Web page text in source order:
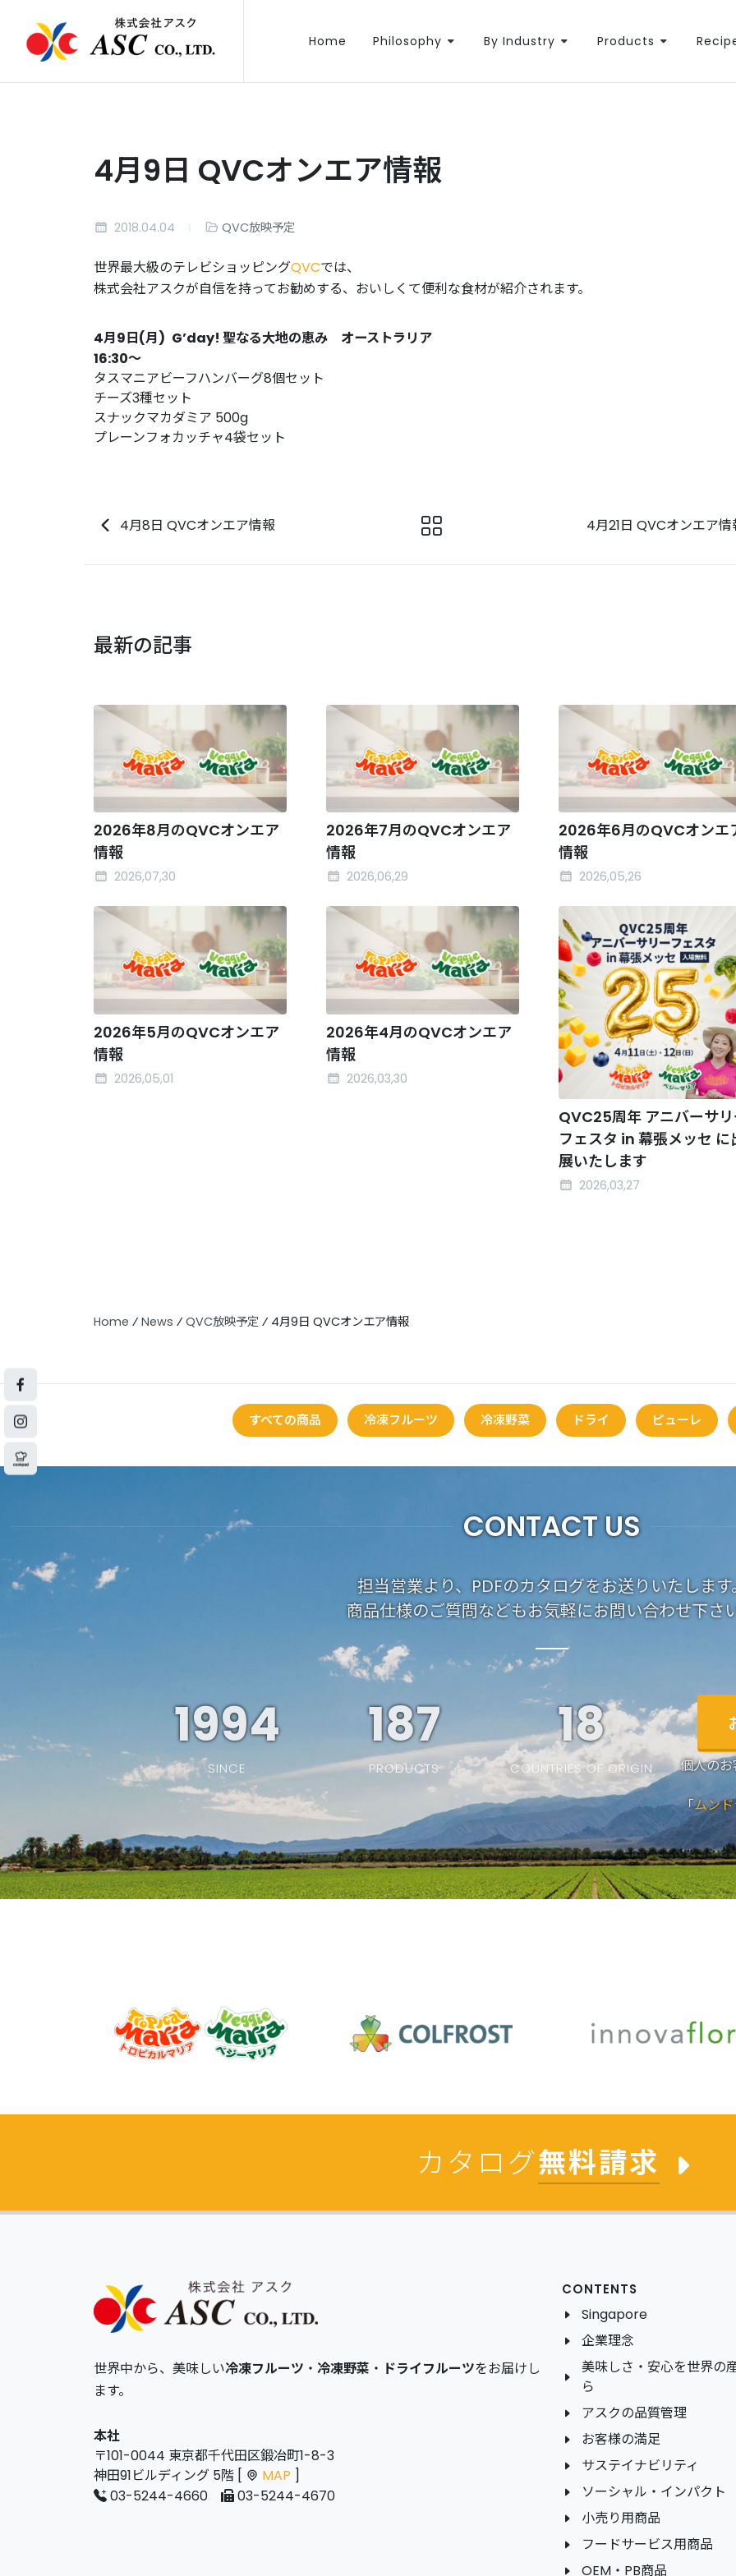
Home Philosophy By Industry Products
4月9日 QVCオンエア情報
2018.04.04 QVC放映予定
世界最大級のテレビショッピングQVCでは、
株式会社アスクが自信を持ってお勧めする、おいしくて便利な食材が紹介されます。
4月9日(月) G’day! 聖なる大地の恵み オーストラリア
16:30〜
タスマニアビーフハンバーグ8個セット
チーズ3種セット
スナックマカダミア 500g
プレーンフォカッチャ4袋セット
4月8日 QVCオンエア情報 4月21日 QVCオンエア情
最新の記事
2026年8月のQVCオンエア
情報
2026,07,30
2026年7月のQVCオンエア
情報
2026,06,29
2026年6月のQVCオンエ
情報
2026,05,26
2026年5月のQVCオンエア
情報
2026,05,01
2026年4月のQVCオンエア
情報
2026,03,30
QVC25周年 アニバーサ
フェスタ in 幕張メッセ に
展いたします
2026,03,27
Home ⁄ News ⁄ QVC放映予定 ⁄ 4月9日 QVCオンエア情報
すべての商品 冷凍フルーツ 冷凍野菜 ドライ ピューレ
CONTACT US
担当営業より、PDFのカタログをお送りいたします
商品仕様のご質問などもお気軽にお問い合わせ下さ
1994
SINCE
187
PRODUCTS
19
COUNTRIES OF ORIGIN 個人の
「ムン
カタログ無料請求
世界中から、美味しい冷凍フルーツ ・ 冷凍野菜 ・ ドライフルーツをお届けし
ます。
本社
〒101-0044 東京都千代田区鍛冶町1-8-3
神田91ビルディング 5階 [
MAP ]
03-5244-4660
03-5244-4670
CONTENTS
Singapore
企業理念
美味しさ・安心を世界の
ら
アスクの品質管理
お客様の満足
サステイナビリティ
ソーシャル・インパクト
小売り用商品
フードサービス用商品
OEM・PB商品